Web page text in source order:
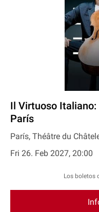
Il Virtuoso Italiano:
París
París, Théâtre du
Fri 26. Feb 2027, 20:00
Los boletos